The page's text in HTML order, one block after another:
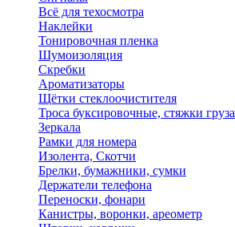
Всё для техосмотра
Наклейки
Тонировочная пленка
Шумоизоляция
Скребки
Ароматизаторы
Щётки стеклоочистителя
Троса буксировочные, стяжки груза
Зеркала
Рамки для номера
Изолента, Скотчи
Брелки, бумажники, сумки
Держатели телефона
Переноски, фонари
Канистры, воронки, ареометр